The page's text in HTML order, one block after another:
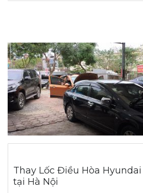
Thay Lốc Điều Hòa
tại Hà Nội